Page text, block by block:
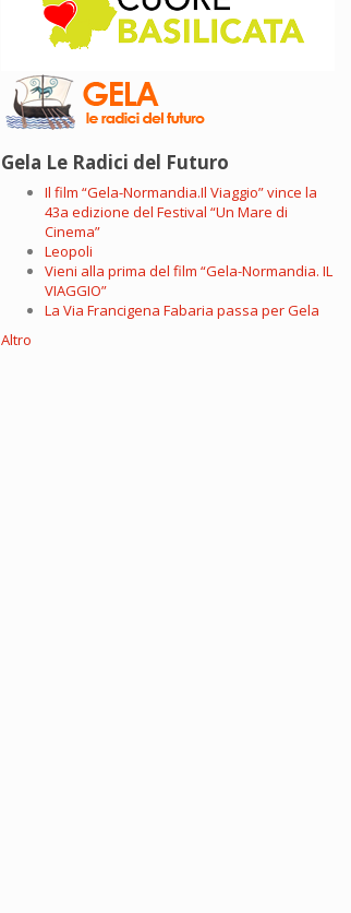
Gela Le Radici del Futuro
Il film “Gela-Normandia.Il Viaggio” vince la
43a edizione del Festival “Un Mare di
Cinema”
Leopoli
Vieni alla prima del film “Gela-Normandia. IL
VIAGGIO”
La Via Francigena Fabaria passa per Gela
Altro